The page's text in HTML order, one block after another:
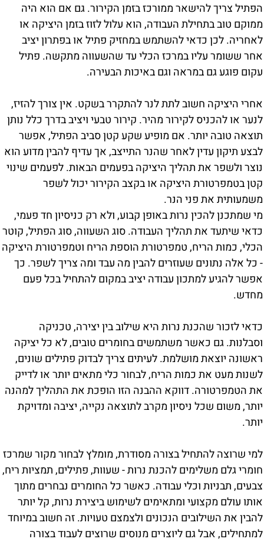
הפתיל צריך להישאר ממורכז בזמן הקירור. גם אם הוא היה
ממוקם טוב בתחילת העבודה, הוא עלול לזוז בזמן היציקה או
לאחריה. לכן כדאי להשתמש במחזיק פתיל או בפתרון יציב
אחר ששומר עליו במרכז הכלי עד שהשעווה מתקשה. פתיל
עקום פוגע גם במראה וגם באיכות הבעירה.
אחרי היציקה חשוב לתת לנר להתקרר בשקט. אין צורך להזיז,
לנער או להכניס לקירור מהיר. קירור טבעי ויציב בדרך כלל נותן
תוצאה טובה יותר. אם מופיע שקע קטן סביב הפתיל, אפשר
לבצע תיקון עדין לאחר שהנר התייצב, אך עדיף להבין מדוע הוא
נוצר ולשפר את תהליך היציקה בפעמים הבאות. לפעמים שינוי
קטן בטמפרטורת היציקה או בקצב הקירור יכול לשפר
משמעותית את פני הנר.
מי שמתכנן להכין נרות באופן קבוע, ולא רק כניסיון חד פעמי,
כדאי שיתעד את תהליך העבודה. סוג השעווה, סוג הפתיל, קוטר
הכלי, כמות הריח, טמפרטורת הוספת הריח וטמפרטורת היציקה
- כל אלה נתונים שעוזרים להבין מה עבד ומה צריך לשפר. כך
אפשר להגיע למתכון עבודה יציב במקום להתחיל בכל פעם
מחדש.
כדאי לזכור שהכנת נרות היא שילוב בין יצירה, טכניקה
וסבלנות. גם כאשר משתמשים בחומרים טובים, לא כל יציקה
ראשונה יוצאת מושלמת. לעיתים צריך לבדוק פתילים שונים,
לשנות מעט את כמות הריח, לבחור כלי מתאים יותר או לדייק
את הטמפרטורה. דווקא ההבנה הזו הופכת את התהליך למהנה
יותר, משום שכל ניסיון מקרב לתוצאה נקייה, יציבה ומדויקת
יותר.
למי שרוצה להתחיל בצורה מסודרת, מומלץ לבחור מקור שמרכז
חומרי גלם משלימים להכנת נרות - שעוות, פתילים, תמציות ריח,
צבעים, תבניות וכלי עבודה. כאשר כל החומרים נבחרים מתוך
אותו עולם מקצועי ומתאימים לשימוש ביצירת נרות, קל יותר
להבין את השילובים הנכונים ולצמצם טעויות. זה חשוב במיוחד
למתחילים, אבל גם ליוצרים מנוסים שרוצים לעבוד בצורה